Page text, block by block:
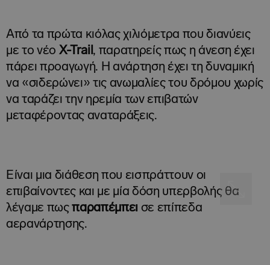
Από τα πρώτα κιόλας χιλιόμετρα που διανύεις
με το νέο X-Trail , παρατηρείς πως η άνεση έχει
πάρει προαγωγή. Η ανάρτηση έχει τη δυναμική
να «σιδερώνει» τις ανωμαλίες του δρόμου χωρίς
να ταράζει την ηρεμία των επιβατών
μεταφέροντας αναταράξεις.
Είναι μια διάθεση που εισπράττουν οι
επιβαίνοντες και με μία δόση υπερβολής θα
λέγαμε πωςπαραπέμπει σε επίπεδα
αερανάρτησης.